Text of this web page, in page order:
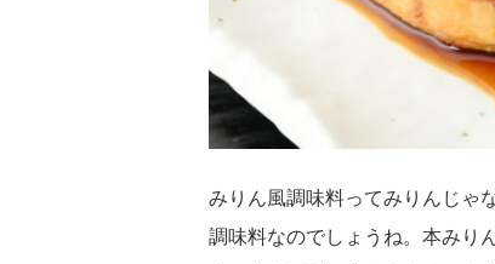
みりん風調味料ってみりんじゃ
調味料なのでしょうね。本みり